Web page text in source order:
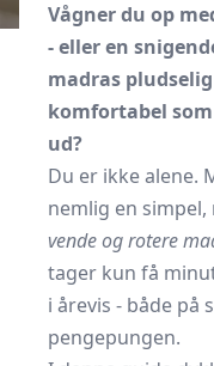
Vågner du op
- eller en
madras
komfortabel
ud?
Du er ikke alene.
nemlig en
vende og rotere
tager kun få
i årevis - både på
pengepungen.